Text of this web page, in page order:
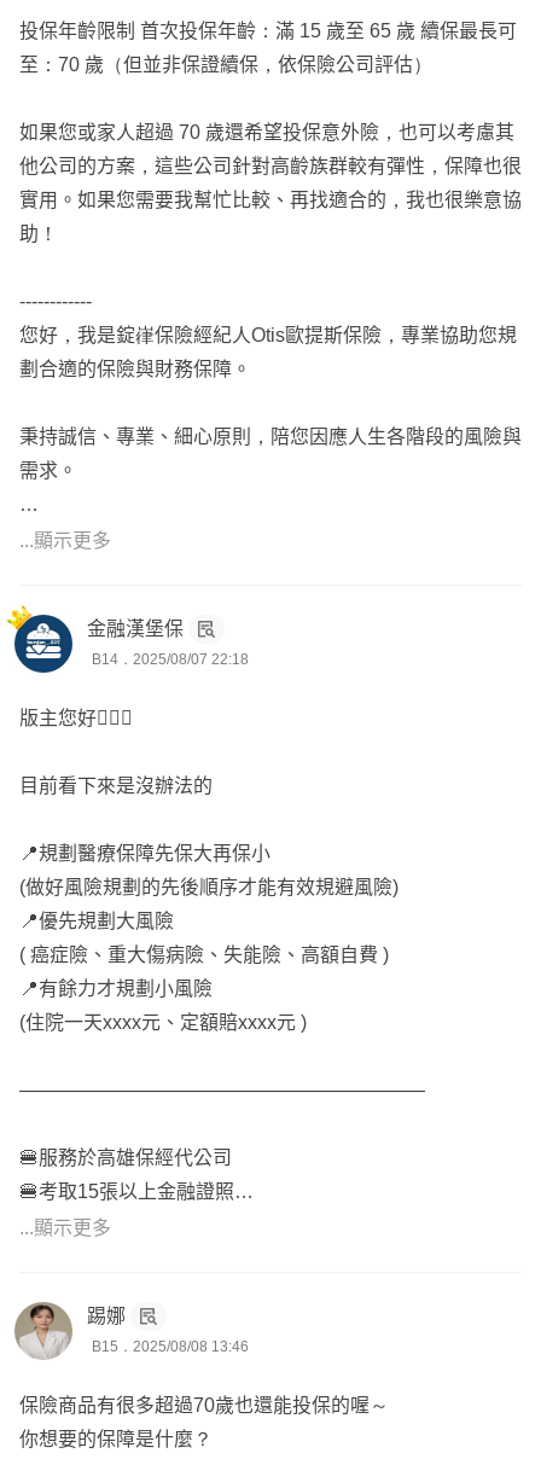
投保年齡限制 首次投保年齡：滿 15 歲至 65 歲 續保最長可
至：70 歲（但並非保證續保，依保險公司評估）
如果您或家人超過 70 歲還希望投保意外險，也可以考慮其
他公司的方案，這些公司針對高齡族群較有彈性，保障也很
實用。如果您需要我幫忙比較、再找適合的，我也很樂意協
助！
------------
您好，我是錠嵂保險經紀人Otis歐提斯保險，專業協助您規
劃合適的保險與財務保障。
秉持誠信、專業、細心原則，陪您因應人生各階段的風險與
需求。
✅ 專注醫療、意外、退休與資產傳承
1️⃣ 先保大風險：重大傷病／失能／癌症／高額醫療
2️⃣ 再補小風險：住院日額／定額理賠
📌 定期檢視保單，是守護未來最好的習慣
...顯示更多
金融漢堡保
B14．2025/08/07 22:18
版主您好🙋🏻‍♂️
目前看下來是沒辦法的
📍規劃醫療保障先保大再保小
(做好風險規劃的先後順序才能有效規避風險)
📍優先規劃大風險
( 癌症險、重大傷病險、失能險、高額自費 )
📍有餘力才規劃小風險
(住院一天xxxx元、定額賠xxxx元 )
—————————————————————
🍔服務於高雄保經代公司
🍔考取15張以上金融證照
🍔個人財產風險管理師
🍔個人自媒體創作者
🍔全台都有提供服務
🍔保險系本科生
...顯示更多
踢娜
B15．2025/08/08 13:46
保險商品有很多超過70歲也還能投保的喔～
你想要的保障是什麼？